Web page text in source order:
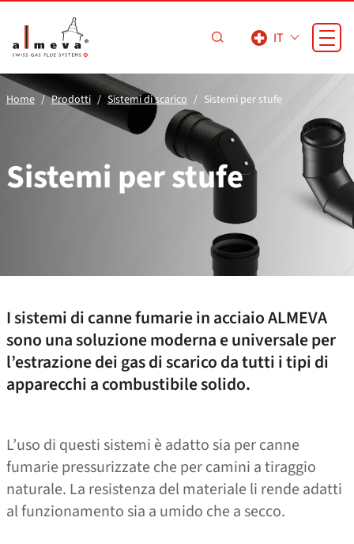
IT
Home Prodotti Sistemi di scarico Sistemi per stufe
Sistemi per stufe
I sistemi di canne fumarie in acciaio ALMEVA
sono una soluzione moderna e universale per
l’estrazione dei gas di scarico da tutti i tipi di
apparecchi a combustibile solido.
L’uso di questi sistemi è adatto sia per canne
fumarie pressurizzate che per camini a tiraggio
naturale. La resistenza del materiale li rende adatti
al funzionamento sia a umido che a secco.